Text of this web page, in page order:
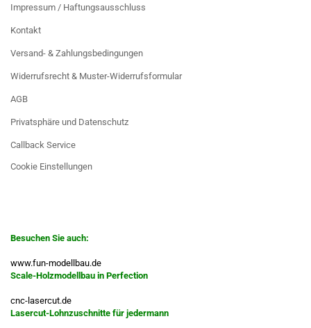
Impressum / Haftungsausschluss
Kontakt
Versand- & Zahlungsbedingungen
Widerrufsrecht & Muster-Widerrufsformular
AGB
Privatsphäre und Datenschutz
Callback Service
Cookie Einstellungen
Besuchen Sie auch:
www.fun-modellbau.de
Scale-Holzmodellbau in Perfection
cnc-lasercut.de
Lasercut-Lohnzuschnitte für jedermann